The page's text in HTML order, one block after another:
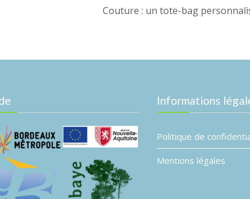
Couture : un tote-bag
Informations
Politique de
Mentions légales